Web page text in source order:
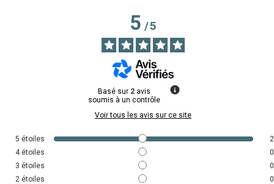
5/5
Basé sur 2 avis
soumis à un contrôle
Voir tous les avis sur ce site
5 étoiles
2
4 étoiles
0
3 étoiles
0
2 étoiles 0